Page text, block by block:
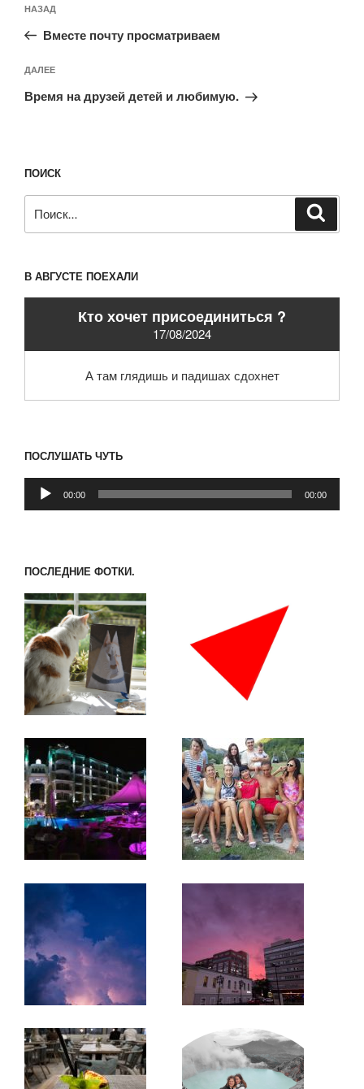
по
записям
Предыдущая
запись:
НАЗАД
Вместе почту просматриваем
Следующая
запись
ДАЛЕЕ
Время на друзей детей и любимую.
ПОИСК
В АВГУСТЕ ПОЕХАЛИ
Кто хочет присоединиться ?
17/08/2024
А там глядишь и падишах сдохнет
ПОСЛУШАТЬ ЧУТЬ
Аудиоплеер
00:00 00:00
ПОСЛЕДНИЕ ФОТКИ.